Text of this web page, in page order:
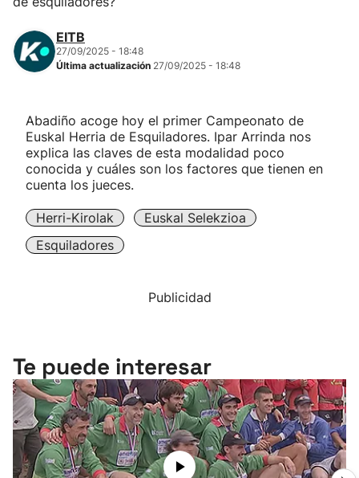
Kirolak 360
Atletismo
Más deportes
"Helmuga"
EITB
27/09/2025 - 18:48
Última actualización 27/09/2025 - 18:48
Abadiño acoge hoy el primer Campeonato de
Euskal Herria de Esquiladores. Ipar Arrinda nos
explica las claves de esta modalidad poco
conocida y cuáles son los factores que tienen en
cuenta los jueces.
Herri-Kirolak
Euskal Selekzioa
Esquiladores
Publicidad
Te puede interesar